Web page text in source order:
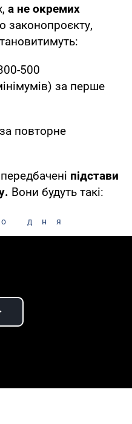
а не окремих
законопроєкту,
500
за перше
за повторне
підстави
Вони будуть такі:
дня
Video